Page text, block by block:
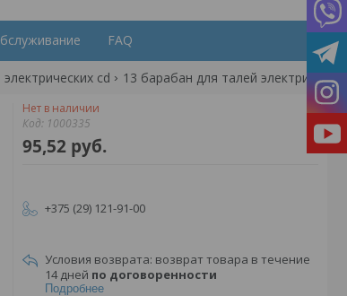
FAQ
cd 13 барабан
Нет в наличии
Код: 1000335
95,52 руб.
+375 (29) 121-91-00
возврат товара в течение
14 дней по договоренности
Подробнее